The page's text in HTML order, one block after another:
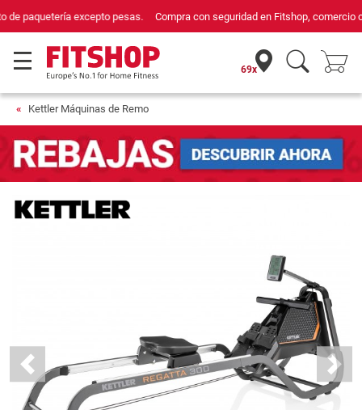
Compra con seguridad en Fitshop, comercio con sello de Confianza Online.
69x
Kettler Máquinas de Remo
Previous Next